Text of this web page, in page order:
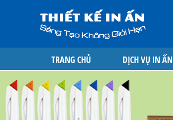
TRANG CHỦ DỊCH VỤ IN ẤN